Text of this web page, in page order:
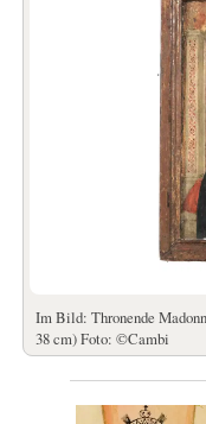
Im Bild: Thronende
38 cm) Foto: ©Cambi